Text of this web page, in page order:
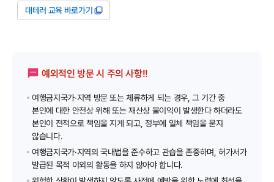
대테러 교육 바로가기
예외적인 방문 시 주의 사항!!
여행금지국가·지역 방문 또는 체류하게 되는 경우, 그 기간 중
본인에 대한 안전상 위해 또는 재산상 불이익이 발생한다 하더라도
본인이 전적으로 책임을 지게 되고, 정부에 일체 책임을 묻지
않습니다.
여행금지국가·지역의 국내법을 준수하고 관습을 존중하며, 허가서가
발급된 목적 이외의 활동을 하지 않아야 합니다.